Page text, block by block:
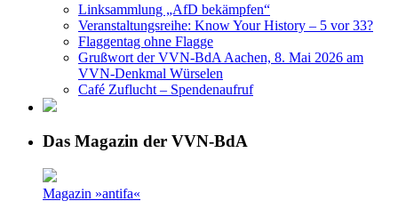
Linksammlung „AfD bekämpfen“
Veranstaltungsreihe: Know Your History – 5 vor 33?
Flaggentag ohne Flagge
Grußwort der VVN-BdA Aachen, 8. Mai 2026 am
VVN-Denkmal Würselen
Café Zuflucht – Spendenaufruf
Das Magazin der VVN-BdA
Magazin »antifa«